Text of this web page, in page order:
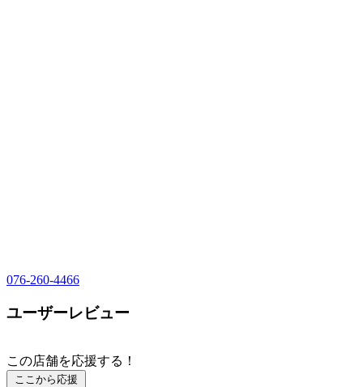
076-260-4466
ユーザーレビュー
この店舗を応援する！
ここから応援